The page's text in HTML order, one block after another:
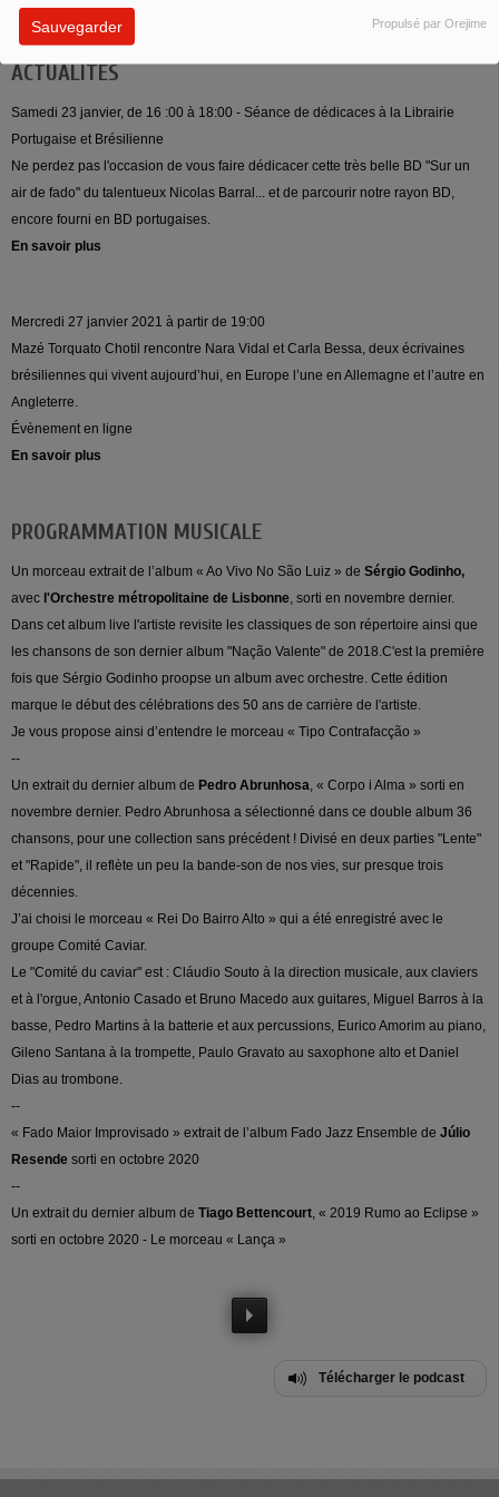
Sauvegarder Propulsé par Orejime
ACTUALITÉS
Samedi 23 janvier, de 16 :00 à 18:00 - Séance de dédicaces à la Librairie
Portugaise et Brésilienne
Ne perdez pas l'occasion de vous faire dédicacer cette très belle BD "Sur un
air de fado" du talentueux Nicolas Barral... et de parcourir notre rayon BD,
encore fourni en BD portugaises.
En savoir plus
Mercredi 27 janvier 2021 à partir de 19:00
Mazé Torquato Chotil rencontre Nara Vidal et Carla Bessa, deux écrivaines
brésiliennes qui vivent aujourd’hui, en Europe l’une en Allemagne et l’autre en
Angleterre.
Évènement en ligne
En savoir plus
PROGRAMMATION MUSICALE
Un morceau extrait de l’album « Ao Vivo No São Luiz » de Sérgio Godinho,
avec l'Orchestre métropolitaine de Lisbonne , sorti en novembre dernier.
Dans cet album live l'artiste revisite les classiques de son répertoire ainsi que
les chansons de son dernier album "Nação Valente" de 2018.C'est la première
fois que Sérgio Godinho proopse un album avec orchestre. Cette édition
marque le début des célébrations des 50 ans de carrière de l'artiste.
Je vous propose ainsi d’entendre le morceau « Tipo Contrafacção »
--
Un extrait du dernier album de Pedro Abrunhosa , « Corpo i Alma » sorti en
novembre dernier. Pedro Abrunhosa a sélectionné dans ce double album 36
chansons, pour une collection sans précédent ! Divisé en deux parties "Lente"
et "Rapide", il reflète un peu la bande-son de nos vies, sur presque trois
décennies.
J’ai choisi le morceau « Rei Do Bairro Alto » qui a été enregistré avec le
groupe Comité Caviar.
Le "Comité du caviar" est : Cláudio Souto à la direction musicale, aux claviers
et à l'orgue, Antonio Casado et Bruno Macedo aux guitares, Miguel Barros à la
basse, Pedro Martins à la batterie et aux percussions, Eurico Amorim au piano,
Gileno Santana à la trompette, Paulo Gravato au saxophone alto et Daniel
Dias au trombone.
--
« Fado Maior Improvisado » extrait de l’album Fado Jazz Ensemble de Júlio
Resende sorti en octobre 2020
--
Un extrait du dernier album de Tiago Bettencourt , « 2019 Rumo ao Eclipse »
sorti en octobre 2020 - Le morceau « Lança »
Télécharger le podcast